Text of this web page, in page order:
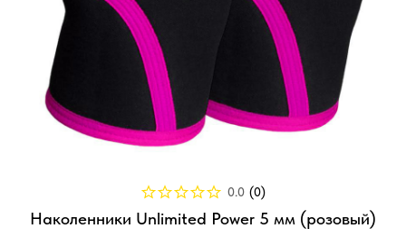
0.0 (0)
Наколенники Unlimited Power 5 мм (розовый)